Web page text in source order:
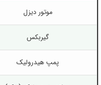
موتور دیزل
گیربکس
پمپ هیدرولیک